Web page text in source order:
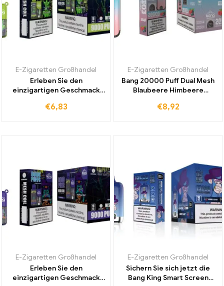
E-Zigaretten Großhandel
Erleben Sie den
einzigartigen Geschmack
Bang 9000 Puffs Aloe Grape
€6,83
E-Zigaretten Großhandel
Bang 20000 Puff Dual Mesh
Blaubeere Himbeere
mit bis zu 20000 Zügen für
€8,92
E-Zigaretten Großhandel
Erleben Sie den
einzigartigen Geschmack
E-Zigaretten Großhandel
Sichern Sie sich jetzt die
Bang King Smart Screen